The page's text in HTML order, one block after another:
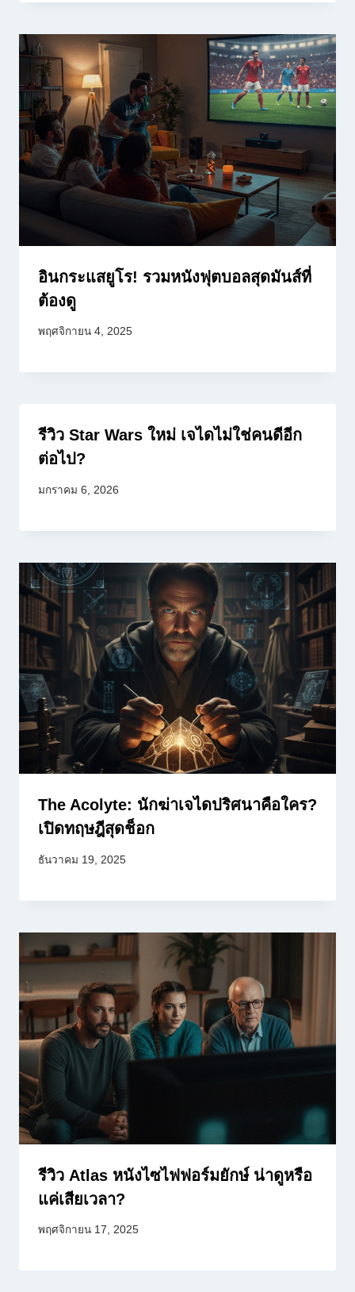
อินกระแสยูโร! รวมหนังฟุตบอลสุดมันส์ที่
ต้องดู
พฤศจิกายน 4, 2025
รีวิว Star Wars ใหม่ เจไดไม่ใช่คนดีอีก
ต่อไป?
มกราคม 6, 2026
The Acolyte: นักฆ่าเจไดปริศนาคือใคร?
เปิดทฤษฎีสุดช็อก
ธันวาคม 19, 2025
รีวิว Atlas หนังไซไฟฟอร์มยักษ์ น่าดูหรือ
แค่เสียเวลา?
พฤศจิกายน 17, 2025